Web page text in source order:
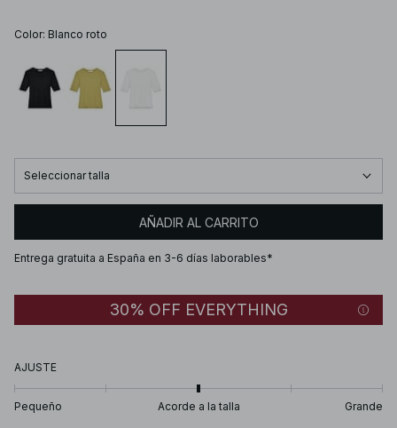
Color: Blanco roto
Seleccionar talla
AÑADIR AL CARRITO
Entrega gratuita a España en 3-6 días laborables*
30% OFF EVERYTHING
AJUSTE
Pequeño Acorde a la talla Grande